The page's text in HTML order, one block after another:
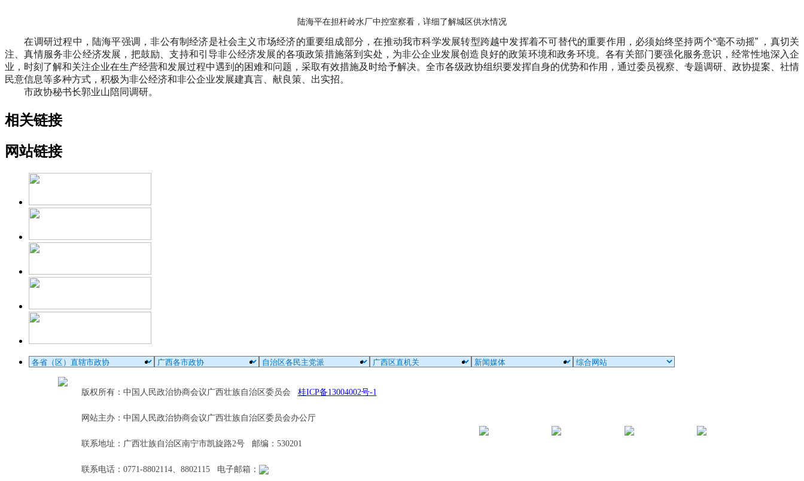
陆海平在担杆岭水厂中控室察看，详细了解城区供水情况
在调研过程中，陆海平强调，非公有制经济是社会主义市场经济的重要组成部分，在推动我市科学发展转型跨越中发挥着不可替代的重要作用，必须始终坚持两个“毫不动摇” ，真切关
注、真情服务非公经济发展，把鼓励、支持和引导非公经济发展的各项政策措施落到实处，为非公企业发展创造良好的政策环境和政务环境。各有关部门要强化服务意识，经常性地深入企
业，时刻了解和关注企业在生产经营和发展过程中遇到的困难和问题，采取有效措施及时给予解决。全市各级政协组织要发挥自身的优势和作用，通过委员视察、专题调研、政协提案、社情
民意信息等多种方式，积极为非公经济和非公企业发展建真言、献良策、出实招。
市政协秘书长郭业山陪同调研。
相关链接
网站链接
版权所有：中国人民政治协商会议广西壮族自治区委员会 桂ICP备13004002号-1
网站主办：中国人民政治协商会议广西壮族自治区委员会办公厅
联系地址：广西壮族自治区南宁市凯旋路2号 邮编：530201
联系电话：0771-8802114、8802115 电子邮箱：